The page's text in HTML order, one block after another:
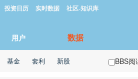
投资日历 实时数据 社区-知识库
用户 数据
基金 套利 新股 BBS